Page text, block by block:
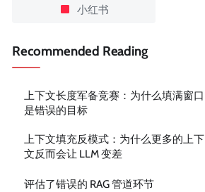
小红书
Recommended Reading
上下文长度军备竞赛：为什么填满窗口
是错误的目标
上下文填充反模式：为什么更多的上下
文反而会让 LLM 变差
评估了错误的 RAG 管道环节